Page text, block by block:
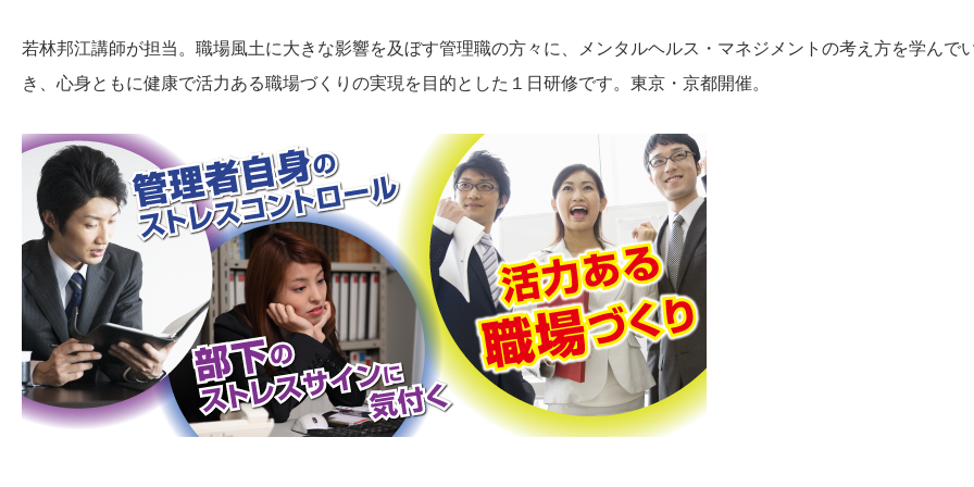
若林邦江講師が担当。職場風土に大きな影響を及ぼす管理職の方々に、メンタルヘルス・マネジメントの考え方を学んで
き、心身ともに健康で活力ある職場づくりの実現を目的とした１日研修です。東京・京都開催。